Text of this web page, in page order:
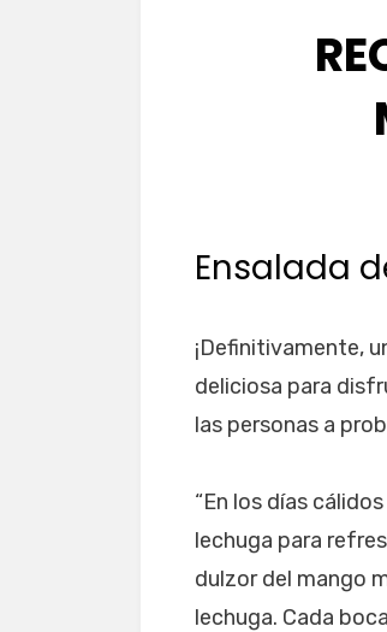
Ensalada
¡Definitivamente,
deliciosa para
las personas a
“En los días
lechuga para
dulzor del mango
lechuga. Cada